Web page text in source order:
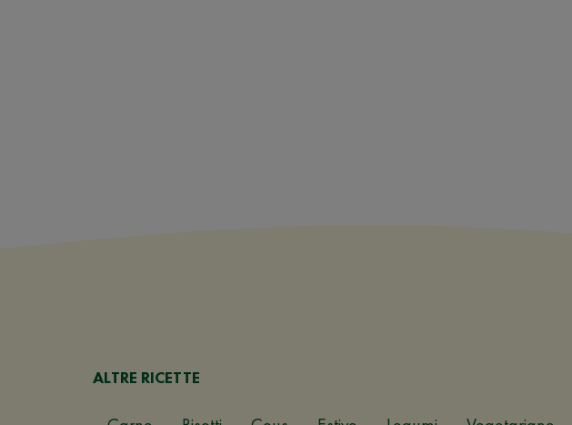
ALTRE RICETTE